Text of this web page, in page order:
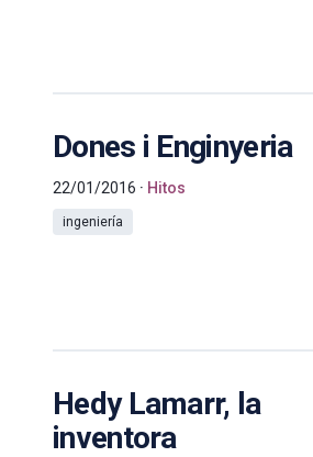
Dones i Enginyeria
22/01/2016 Hitos
ingeniería
Hedy Lamarr, la
inventora